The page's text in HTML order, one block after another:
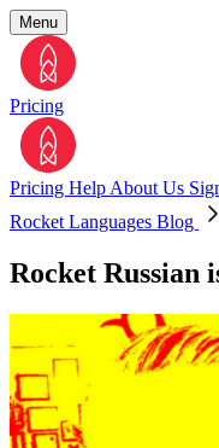
Menu
Pricing
Pricing Help About Us
Rocket Languages Blog
Rocket Russian